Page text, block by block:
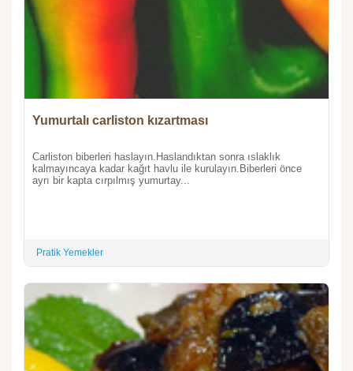
Yumurtalı carliston kızartması
Carliston biberleri haslayın.Haslandıktan sonra ıslaklık
kalmayıncaya kadar kağıt havlu ile kurulayın.Biberleri önce
ayrı bir kapta cırpılmış yumurtay...
Pratik Yemekler